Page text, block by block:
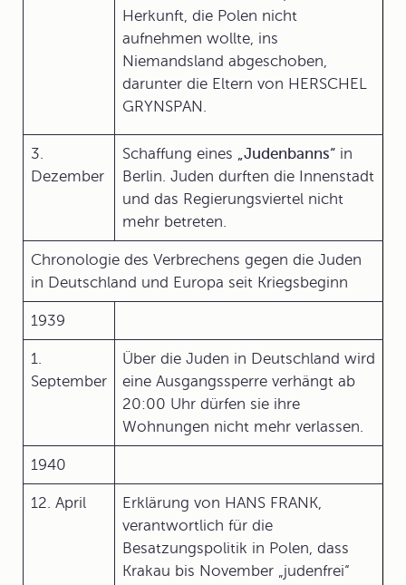
Herkunft, die Polen nicht
aufnehmen wollte, ins
Niemandsland abgeschoben,
darunter die Eltern von HERSCHEL
GRYNSPAN.
3.
Dezember
Schaffung eines „Judenbanns“ in
Berlin. Juden durften die Innenstadt
und das Regierungsviertel nicht
mehr betreten.
Chronologie des Verbrechens gegen die Juden
in Deutschland und Europa seit Kriegsbeginn
1939
1.
September
Über die Juden in Deutschland wird
eine Ausgangssperre verhängt ab
20:00 Uhr dürfen sie ihre
Wohnungen nicht mehr verlassen.
1940
12. April
Erklärung von HANS FRANK,
verantwortlich für die
Besatzungspolitik in Polen, dass
Krakau bis November „judenfrei“